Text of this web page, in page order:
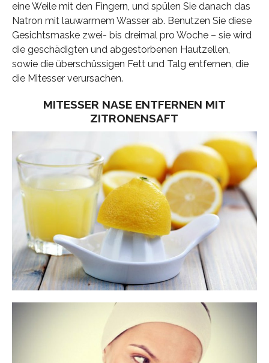
eine Weile mit den Fingern, und spülen Sie danach das
Natron mit lauwarmem Wasser ab. Benutzen Sie diese
Gesichtsmaske zwei- bis dreimal pro Woche – sie wird
die geschädigten und abgestorbenen Hautzellen,
sowie die überschüssigen Fett und Talg entfernen, die
die Mitesser verursachen.
MITESSER NASE ENTFERNEN MIT
ZITRONENSAFT